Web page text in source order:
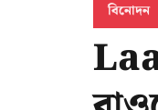
বিনোদন